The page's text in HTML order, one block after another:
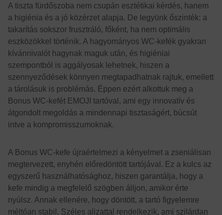
A tiszta fürdőszoba nem csupán esztétikai kérdés, hanem
a higiénia és a jó közérzet alapja. De legyünk őszinték: a
takarítás sokszor frusztráló, főként, ha nem optimális
eszközökkel történik. A hagyományos WC-kefék gyakran
kívánnivalót hagynak maguk után, és higiéniai
szempontból is aggályosak lehetnek, hiszen a
szennyeződések könnyen megtapadhatnak rajtuk, emellett
a tárolásuk is problémás. Éppen ezért alkottuk meg a
Bonus WC-kefét EMOJI tartóval, ami egy innovatív és
átgondolt megoldás a mindennapi tisztaságért, búcsút
intve a kompromisszumoknak.
A Bonus WC-kefe újraértelmezi a kényelmet a zseniálisan
megtervezett, enyhén előredöntött tartójával. Ez a kulcs az
egyszerű használhatósághoz, hiszen garantálja, hogy a
kefe mindig a megfelelő szögben álljon, amikor érte
nyúlsz. Annak ellenére, hogy döntött, a tartó figyelemre
méltóan stabil. Széles aljzattal rendelkezik, ami szilárdan